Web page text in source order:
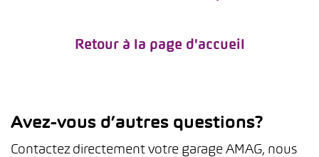
Retour à la page d'accueil
Avez-vous d’autres questions?
Contactez directement votre garage AMAG, nous